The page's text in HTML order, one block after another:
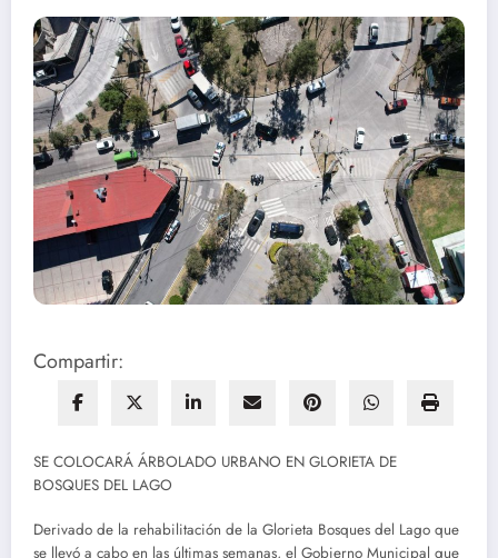
Compartir:
SE COLOCARÁ ÁRBOLADO URBANO EN GLORIETA DE
BOSQUES DEL LAGO
Derivado de la rehabilitación de la Glorieta Bosques del Lago que
se llevó a cabo en las últimas semanas, el Gobierno Municipal que